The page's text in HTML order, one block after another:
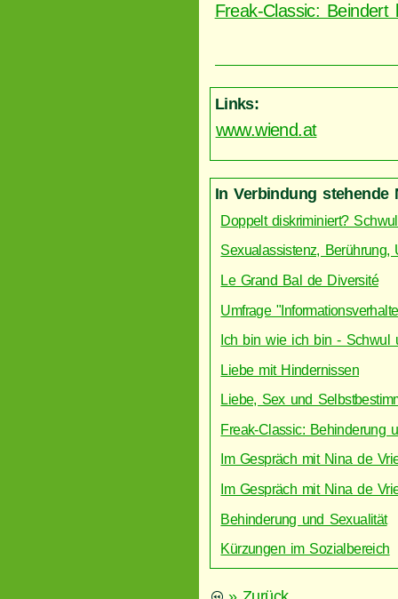
Freak-Classic:
Links:
www.wiend.at
In Verbindung stehende
Doppelt diskriminiert?
Sexualassistenz,
Le Grand Bal de Diversité
Umfrage
Ich bin wie ich bin - Schwul
Liebe mit Hindernissen
Liebe, Sex und
Freak-Classic: Behinderung
Im Gespräch mit Nina de
Im Gespräch mit Nina de
Behinderung und Sexualität
Kürzungen im Sozialbereich